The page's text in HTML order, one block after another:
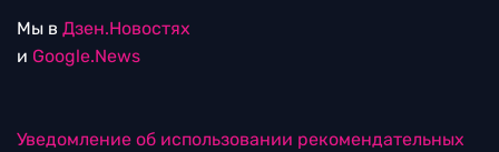
Мы в Дзен.Новостях
и Google.News
Уведомление об использовании рекомендательных